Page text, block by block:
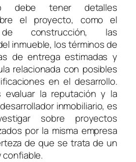
debe tener detalles
el proyecto, como el
de construcción, las
inmueble, los términos de
de entrega estimadas y
relacionada con posibles
en el desarrollo.
evaluar la reputación y la
inmobiliario, es
sobre proyectos
por la misma empresa
de que se trata de un